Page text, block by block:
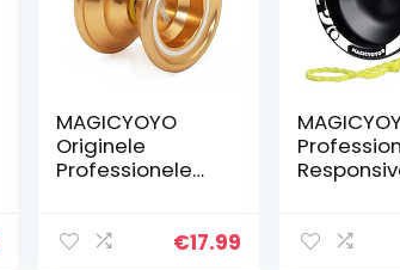
MAGICYOYO
Originele
Professionele
Geavanceerde
€17.99
voor